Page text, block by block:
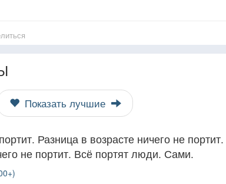
Показать лучшие
Разница в возрасте ничего не портит.
не портит. Всё портят люди. Сами.